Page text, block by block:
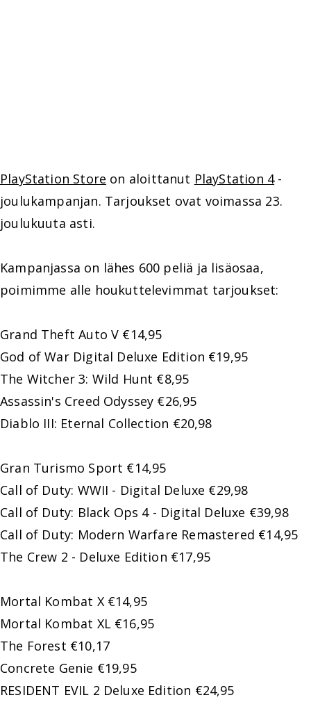
PlayStation Store on aloittanut PlayStation 4-
joulukampanjan. Tarjoukset ovat voimassa 23.
joulukuuta asti.
Kampanjassa on lähes 600 peliä ja lisäosaa,
poimimme alle houkuttelevimmat tarjoukset:
Grand Theft Auto V €14,95
God of War Digital Deluxe Edition €19,95
The Witcher 3: Wild Hunt €8,95
Assassin's Creed Odyssey €26,95
Diablo III: Eternal Collection €20,98
Gran Turismo Sport €14,95
Call of Duty: WWII - Digital Deluxe €29,98
Call of Duty: Black Ops 4 - Digital Deluxe €39,98
Call of Duty: Modern Warfare Remastered €14,95
The Crew 2 - Deluxe Edition €17,95
Mortal Kombat X €14,95
Mortal Kombat XL €16,95
The Forest €10,17
Concrete Genie €19,95
RESIDENT EVIL 2 Deluxe Edition €24,95